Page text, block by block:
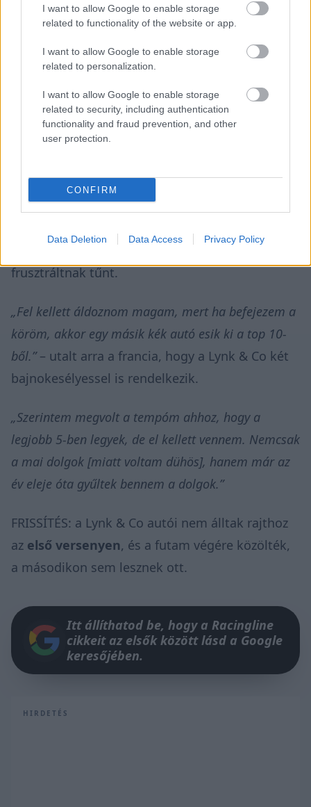
I want to allow Google to enable storage
related to functionality of the website or app.
I want to allow Google to enable storage
related to personalization.
I want to allow Google to enable storage
related to security, including authentication
functionality and fraud prevention, and other
user protection.
CONFIRM
Data Deletion Data Access Privacy Policy
helyet megszerző Yvan Muller kifejezetten
frusztráltnak tűnt.
„Fel kellett áldoznom magam, mert ha befejezem a
köröm, akkor egy másik kék autó esik ki a top 10-
ből.”– utalt arra a francia, hogy a Lynk & Co két
bajnokesélyessel is rendelkezik.
„Szerintem megvolt a tempóm ahhoz, hogy a
legjobb 5-ben legyek, de el kellett vennem. Nemcsak
a mai dolgok [miatt voltam dühös], hanem már az
év eleje óta gyűltek bennem a dolgok.”
FRISSÍTÉS: a Lynk & Co autói nem álltak rajthoz
az első versenyen, és a futam végére közölték,
a másodikon sem lesznek ott.
Itt állíthatod be, hogy a Racingline
cikkeit az elsők között lásd a Google
keresőjében.
HIRDETÉS